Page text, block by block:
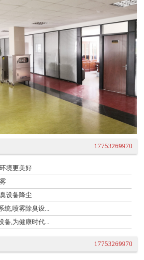
17753269970
境更美好
设备降尘
,喷雾除臭设...
,为健康时代...
17753269970